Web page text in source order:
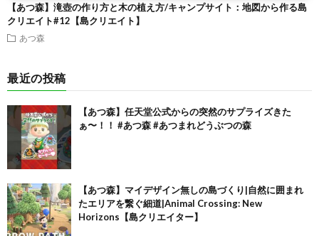
【あつ森】滝壺の作り方と木の植え方/キャンプサイト：地図から作る島
クリエイト#12【島クリエイト】
あつ森
最近の投稿
【あつ森】任天堂公式からの突然のサプライズきた
ぁ〜！！ #あつ森 #あつまれどうぶつの森
【あつ森】マイデザイン無しの島づくり|自然に囲まれ
たエリアを繋ぐ細道|Animal Crossing: New
Horizons【島クリエイター】